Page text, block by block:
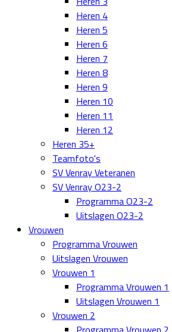
Heren 4
Heren 5
Heren 6
Heren 7
Heren 8
Heren 9
Heren 10
Heren 11
Heren 12
Heren 35+
Teamfoto's
SV Venray Veteranen
SV Venray O23-2
Programma O23-2
Uitslagen O23-2
Vrouwen
Programma Vrouwen
Uitslagen Vrouwen
Vrouwen 1
Programma Vrouwen 1
Uitslagen Vrouwen 1
Vrouwen 2